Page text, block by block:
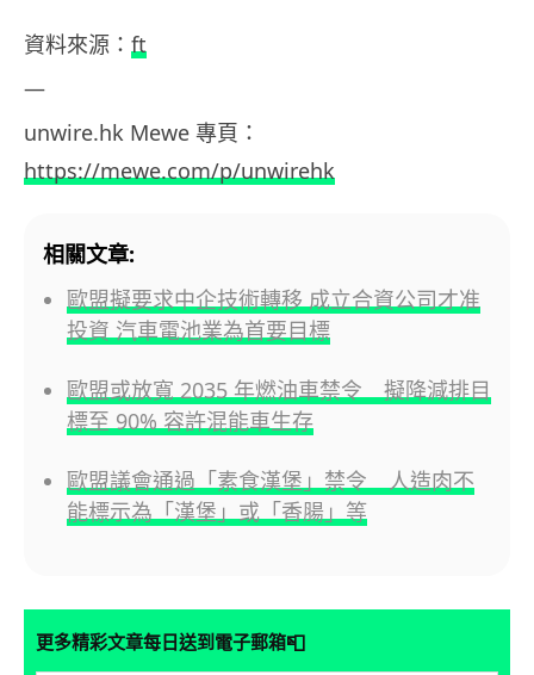
資料來源： ft
—
unwire.hk Mewe 專頁：
https://mewe.com/p/unwirehk
相關文章:
歐盟擬要求中企技術轉移 成立合資公司才准
投資 汽車電池業為首要目標
歐盟或放寬 2035 年燃油車禁令 擬降減排目
標至 90% 容許混能車生存
歐盟議會通過「素食漢堡」禁令 人造肉不
能標示為「漢堡」或「香腸」等
更多精彩文章每日送到電子郵箱📮